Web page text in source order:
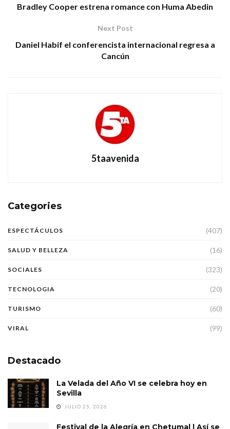
Bradley Cooper estrena romance con Huma Abedin
Next Post
Daniel Habif el conferencista internacional regresa a
Cancún
5taavenida
Categories
ESPECTÁCULOS (407)
SALUD Y BELLEZA (16)
SOCIALES (323)
TECNOLOGIA (20)
TURISMO (60)
VIRAL (99)
Destacado
La Velada del Año VI se celebra hoy en
Sevilla
JULIO 25, 2026
Festival de la Alegría en Chetumal | Así se